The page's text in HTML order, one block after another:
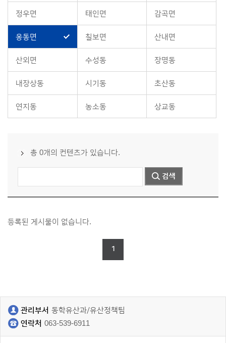
정우면 태인면 감곡면
옹동면 칠보면 산내면
산외면 수성동 장명동
내장상동 시기동 초산동
연지동 농소동 상교동
총 0개의 컨텐츠가 있습니다.
등록된 게시물이 없습니다.
1
관리부서 동학유산과/유산정책팀
연락처 063-539-6911